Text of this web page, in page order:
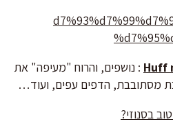
Huff : נושפים, והרוח "מעיפה" את
מסתובבת, הדפים עפים, ועוד…
בסנוזי?